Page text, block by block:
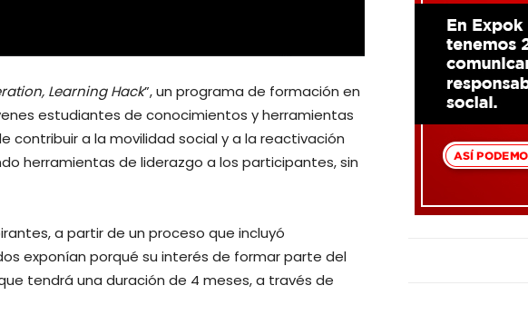
Learning Hack”, un programa de formación en
estudiantes de conocimientos y herramientas
a la movilidad social y a la reactivación
herramientas de liderazgo a los participantes, sin
a partir de un proceso que incluyó
exponían porqué su interés de formar parte del
tendrá una duración de 4 meses, a través de